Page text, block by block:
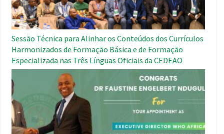
Sessão Técnica para Alinhar os Conteúdos dos Currículos
Harmonizados de Formação Básica e de Formação
Especializada nas Três Línguas Oficiais da CEDEAO